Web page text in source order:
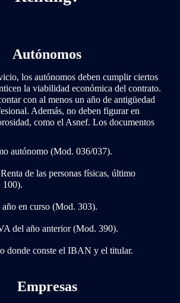
Autónomos
los autónomos deben cumplir ciertos
la viabilidad económica del contrato.
con al menos un año de antigüedad
Además, no deben figurar en
como el Asnef. Los documentos
autónomo (Mod. 036/037).
de las personas físicas, último
100).
en curso (Mod. 303).
del año anterior (Mod. 390).
donde conste el IBAN y el titular.
Empresas